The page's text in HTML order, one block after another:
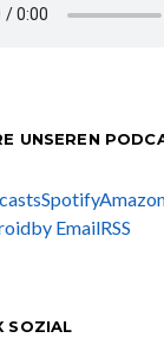
UNSEREN
Spotify
by EmailRSS
SOZIAL